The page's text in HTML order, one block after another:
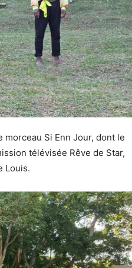
Si Enn Jour, dont le
télévisée Rêve de Star,
Louis.